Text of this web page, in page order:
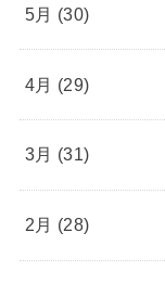
5月 (30)
4月 (29)
3月 (31)
2月 (28)